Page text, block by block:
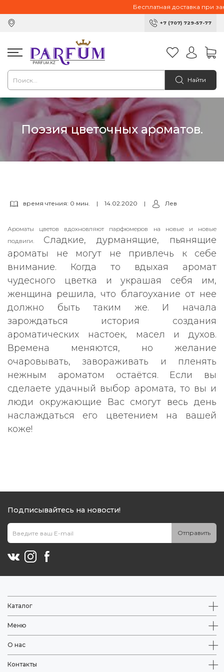
Бесплатная доставка при
+7 (707) 729-57-77
Найти
Поэзия цветочных ароматов.
время чтения: 0 мин. | 14.02.2020 | Лев
Ароматы цветов вдохновляют парфюмеров на новые и новые
подвиги. Сладкие, дурманящие, пьянящие
ароматы не могут не привлечь к себе
внимание. Когда то вдыхая аромат
чудесного цветка и украшая себя им,
женщина решила, что благоухание от нее
должно быть таким же. И начала
зарождаться история создания
ароматических настоек, масел и духов.
Времена меняются, но желание
очаровывать, завораживать и пленять
нежным ароматом остаётся. Если вы
сделаете удачный выбор аромата, то вы и
люди окружающие Вас смогут весь день
наслаждаться его цветением на вашей
коже!
Подписывайтесь на новости!
Отправить
Каталог
Меню
О нас
Контакты